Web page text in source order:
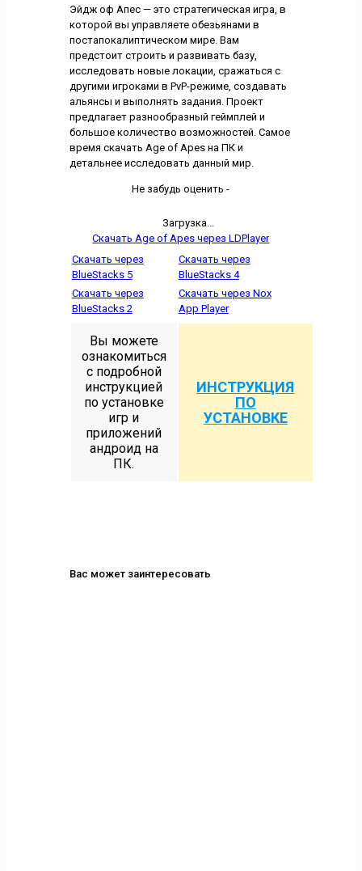
Эйдж оф Апес — это стратегическая игра, в
которой вы управляете обезьянами в
постапокалиптическом мире. Вам
предстоит строить и развивать базу,
исследовать новые локации, сражаться с
другими игроками в PvP-режиме, создавать
альянсы и выполнять задания. Проект
предлагает разнообразный геймплей и
большое количество возможностей. Самое
время скачать Age of Apes на ПК и
детальнее исследовать данный мир.
Не забудь оценить -
Загрузка...
Скачать Age of Apes через LDPlayer
Скачать через
BlueStacks 5
Скачать через
BlueStacks 4
Скачать через
BlueStacks 2
Скачать через Nox
App Player
Вы можете
ознакомиться
с подробной
инструкцией
по установке
игр и
приложений
андроид на
ПК.
ИНСТРУКЦИЯ
ПО
УСТАНОВКЕ
Вас может заинтересовать